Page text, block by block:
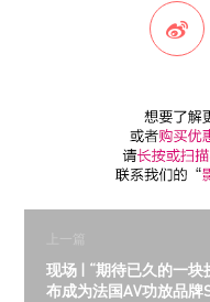
上一篇
现场 | “期待已久的一
布成为法国AV功放品